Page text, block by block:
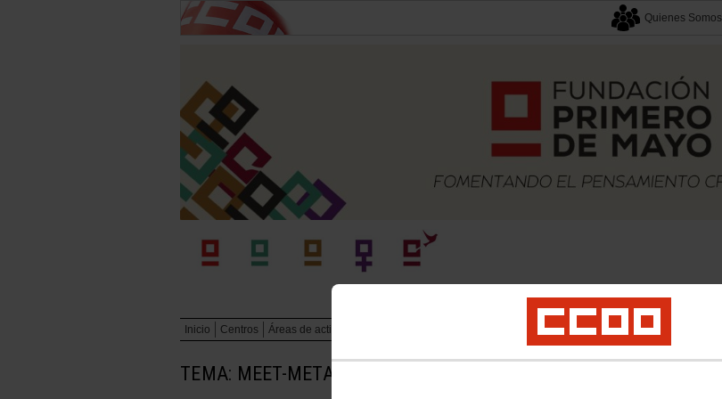
Quienes Somos
Inicio Centros Áreas de actividad Formación Archivos Biblioteca
TEMA: MEET-METALURGIA-TRANSICIONJUSTA